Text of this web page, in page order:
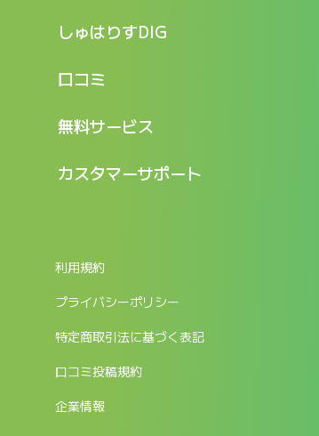
特長
料金
新着情報
ログイン
しゅはりすDIG
記事一覧
口コミ
口コミ一覧
無料サービス
LINEで『Iパス ならし学習』
カスタマーサポート
返金申請フォーム
利用規約
プライバシーポリシー
特定商取引法に基づく表記
口コミ投稿規約
企業情報